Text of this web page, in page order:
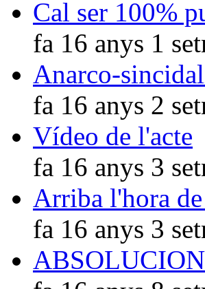
Cal ser 100%
fa 16 anys 1
Anarco-
fa 16 anys 2
Vídeo de l'acte
fa 16 anys 3
Arriba l'hora
fa 16 anys 3